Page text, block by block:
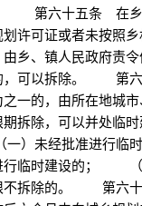
第六十五条 在乡
许可证或者未按照
乡、镇人民政府责
，可以拆除。 第
一的，由所在地城
拆除，可以并处临
）未经批准进行临
行临时建设的； （
不拆除的。 第六